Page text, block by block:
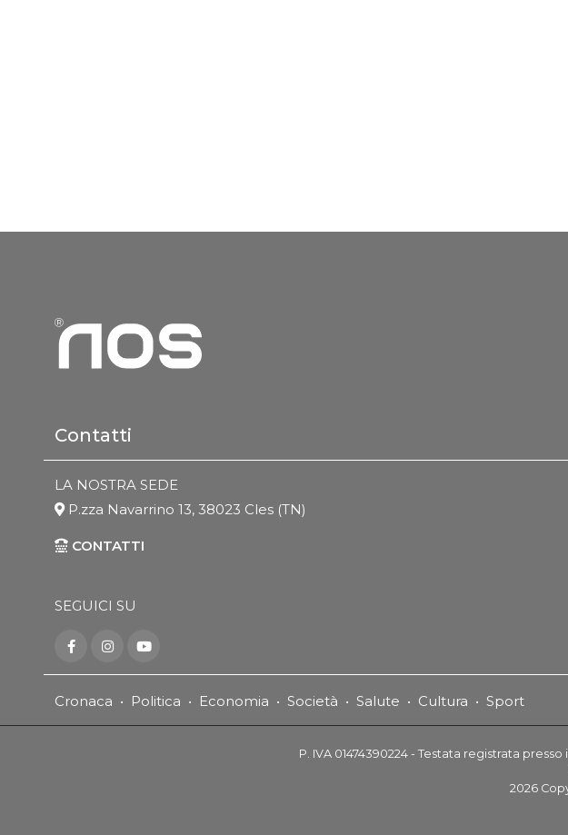
Contatti
LA NOSTRA SEDE
P.zza Navarrino 13, 38023 Cles (TN)
CONTATTI
SEGUICI SU
Cronaca • Politica • Economia • Società • Salute • Cultura • Sport
P. IVA 01474390224 - Testata registrata
2026